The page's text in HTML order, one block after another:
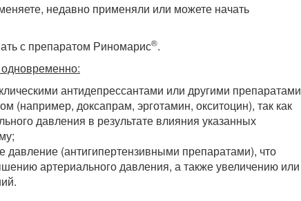
недавно применяли или можете начать
с препаратом Риномарис®.
антидепрессантами или другими препаратами
(например, доксапрам, эрготамин, окситоцин), так как
давления в результате влияния указанных
(антигипертензивными препаратами), что
артериального давления, а также увеличению или